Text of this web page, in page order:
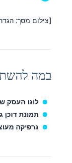
[צילום מסך:
במה
לוגו העסק
תמונת דוכן
גרפיקה